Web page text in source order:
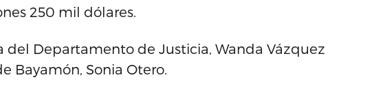
250 mil dólares.
del Departamento de Justicia, Wanda Vázquez
Bayamón, Sonia Otero.